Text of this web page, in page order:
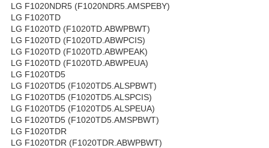
LG F1020NDR5 (F1020NDR5.AMSPEBY)
LG F1020TD
LG F1020TD (F1020TD.ABWPBWT)
LG F1020TD (F1020TD.ABWPCIS)
LG F1020TD (F1020TD.ABWPEAK)
LG F1020TD (F1020TD.ABWPEUA)
LG F1020TD5
LG F1020TD5 (F1020TD5.ALSPBWT)
LG F1020TD5 (F1020TD5.ALSPCIS)
LG F1020TD5 (F1020TD5.ALSPEUA)
LG F1020TD5 (F1020TD5.AMSPBWT)
LG F1020TDR
LG F1020TDR (F1020TDR.ABWPBWT)